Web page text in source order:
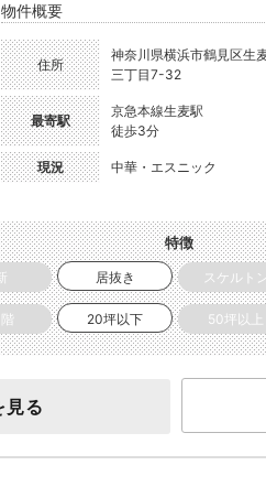
物件概要
住所
神奈川県横浜市鶴見区生
三丁目7-32
最寄駅
京急本線生麦駅
徒歩3分
現況 中華・エスニック
特徴
居抜き スケルトン
20坪以下 50坪以上
見る